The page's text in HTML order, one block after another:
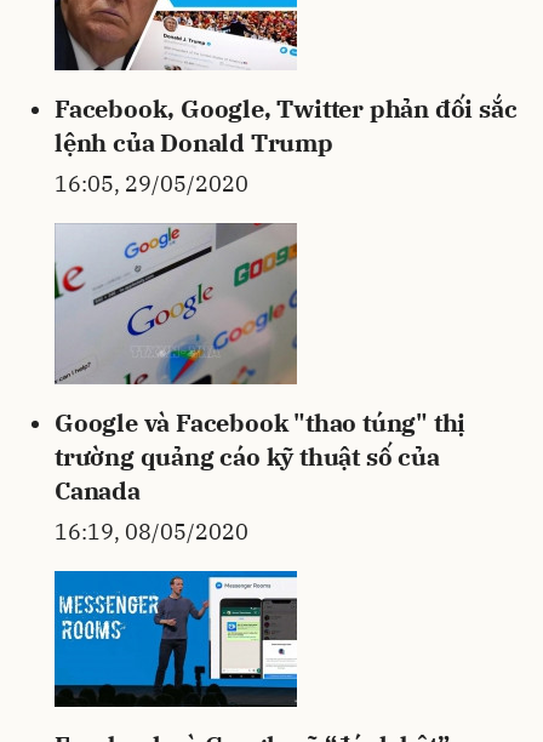
Facebook, Google, Twitter phản đối sắc
lệnh của Donald Trump
16:05, 29/05/2020
Google và Facebook "thao túng" thị
trường quảng cáo kỹ thuật số của
Canada
16:19, 08/05/2020